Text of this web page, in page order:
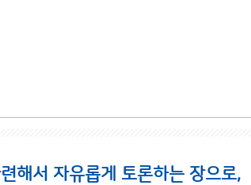
해서 자유롭게 토론하는 장으로,